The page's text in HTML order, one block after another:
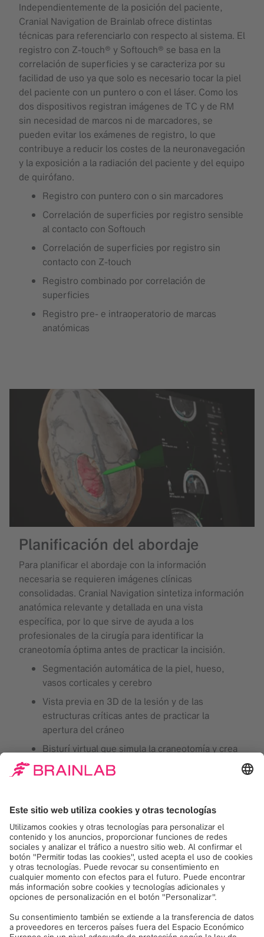
Independientemente de la posición del paciente,
Cranial Navigation de Brainlab ofrece distintas
técnicas para referenciarlo con respecto al sistema. El
registro con Z-touch® y Softouch® se basa en la
correlación de superficies y se caracteriza por su
facilidad de uso ya que solo es necesario tocar la piel
del paciente con un puntero o con el láser. Como los
dos dispositivos registran imágenes de TC y de RM
sin necesidad de marcos ni de marcadores, se
pueden evitar los exámenes de registro, lo que
contribuye a reducir los costes de la neuronavegación
y la exposición a la radiación del paciente y del equipo
de quirófano.
Registro con puntero con o sin marcadores
Correlación de superficies por registro sensible
al contacto con Softouch
Correlación de superficies por registro sin
contacto con Z-touch
Registro combinado por correlación de
superficies
Registro pre- e intraoperatorio de marcas
anatómicas
Planificación del abordaje
Para planificar el abordaje con la información
necesaria se requieren imágenes clínicas
consolidadas. Cranial Navigation sintetiza información
anatómica relevante y detallada en una vista
específica, por lo que sirve de ayuda a los
profesionales de la cirugía para identificar la
craneotomía óptima antes de practicar la incisión.
Segmentación automática de la piel, hueso,
vasos corticales y cerebro
Vista previa en 3D de la lesión y de las
estructuras críticas antes de practicar la
apertura del cráneo
Bisturí virtual que simula la craneotomía y crea
un objeto de apertura ósea que se puede
guardar para la documentación
relacionadas Inline o axial, coronal y sagital que
proporcionan orientación espacial
Vista específica de Proyección de máxima
intensidad (MIP) de vasos sanguíneos
superficiales, que proporciona más información
para planificar el abordaje